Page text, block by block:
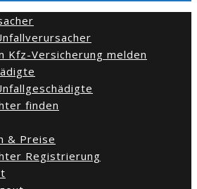
Kfz-Versicherung melden
finden
& Preise
Registrierung